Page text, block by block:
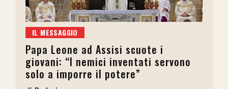
IL MESSAGGIO
Papa Leone ad Assisi scuote i
giovani: “I nemici inventati servono
solo a imporre il potere”